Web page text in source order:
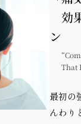
効
ン
That
最初の
んわり